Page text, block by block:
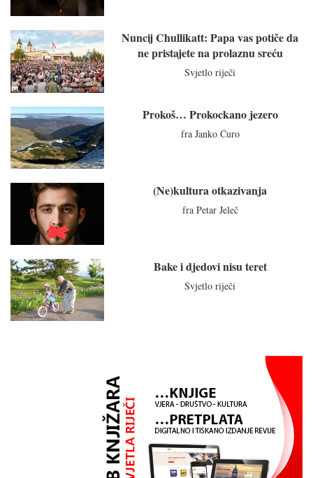
Nuncij Chullikatt: Papa vas potiče da
ne pristajete na prolaznu sreću
Svjetlo riječi
Prokoš… Prokockano jezero
fra Janko Ćuro
(Ne)kultura otkazivanja
fra Petar Jeleč
Bake i djedovi nisu teret
Svjetlo riječi